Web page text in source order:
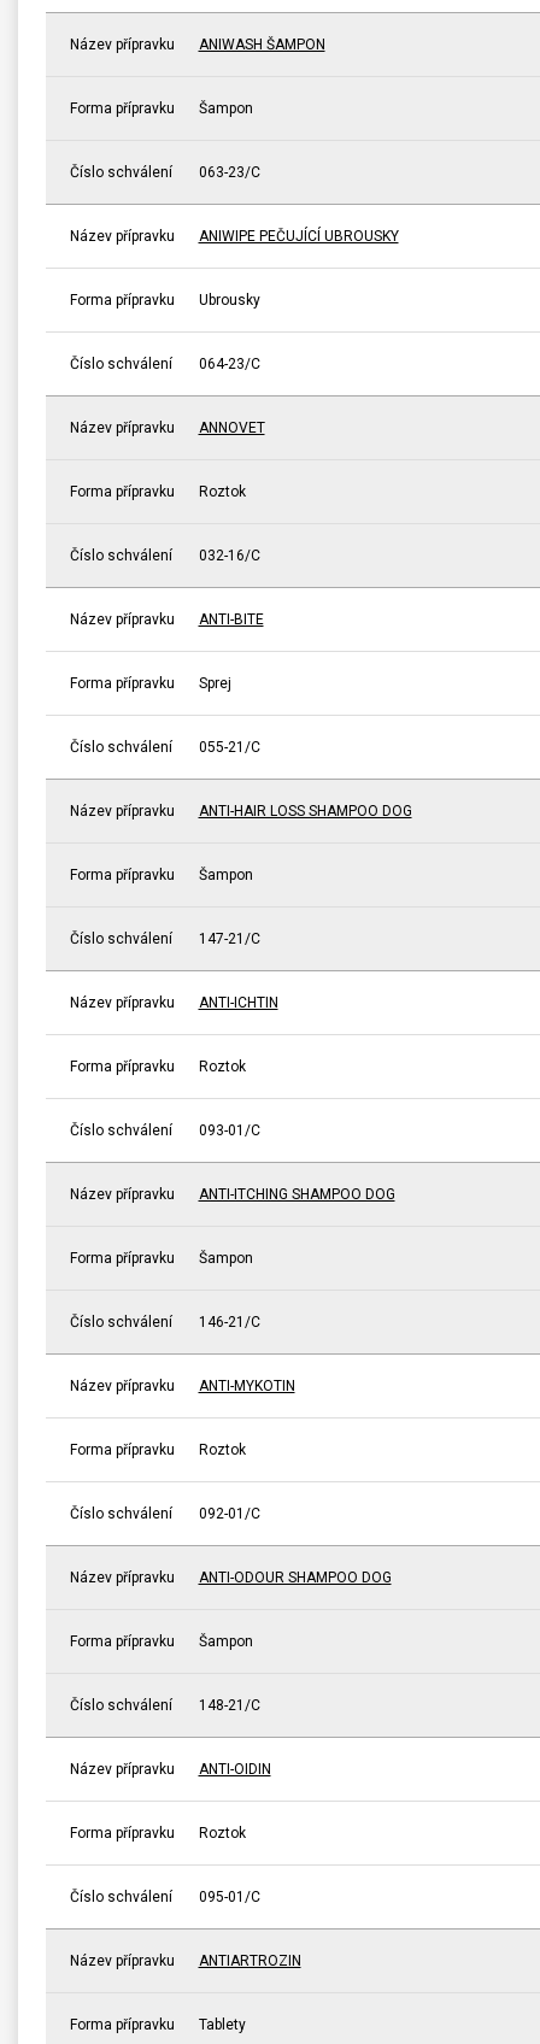
Název přípravku ANIWASH ŠAMPON
Forma přípravku Šampon
Číslo schválení 063-23/C
Název přípravku ANIWIPE PEČUJÍCÍ UBROUSKY
Forma přípravku Ubrousky
Číslo schválení 064-23/C
Název přípravku ANNOVET
Forma přípravku Roztok
Číslo schválení 032-16/C
Název přípravku ANTI-BITE
Forma přípravku Sprej
Číslo schválení 055-21/C
Název přípravku ANTI-HAIR LOSS SHAMPOO DOG
Forma přípravku Šampon
Číslo schválení 147-21/C
Název přípravku ANTI-ICHTIN
Forma přípravku Roztok
Číslo schválení 093-01/C
Název přípravku ANTI-ITCHING SHAMPOO DOG
Forma přípravku Šampon
Číslo schválení 146-21/C
Název přípravku ANTI-MYKOTIN
Forma přípravku Roztok
Číslo schválení 092-01/C
Název přípravku ANTI-ODOUR SHAMPOO DOG
Forma přípravku Šampon
Číslo schválení 148-21/C
Název přípravku ANTI-OIDIN
Forma přípravku Roztok
Číslo schválení 095-01/C
Název přípravku ANTIARTROZIN
Forma přípravku Tablety